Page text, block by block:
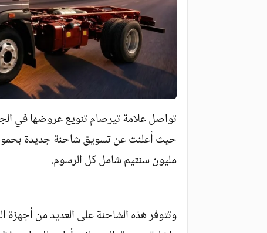
تواصل علامة تيرصام تنويع عروضها في
مليون سنتيم شامل كل الرسوم.
وتتوفر هذه الشاحنة على العديد من